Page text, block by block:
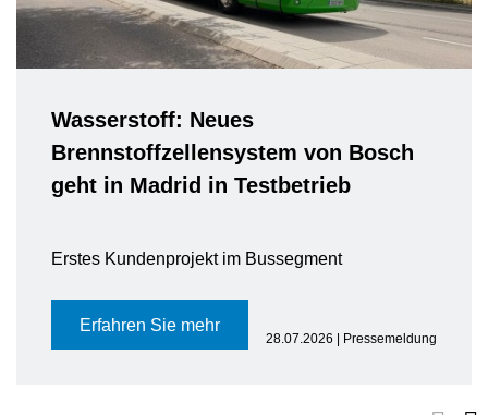
Wasserstoff: Neues
Brennstoffzellensystem von Bosch
geht in Madrid in Testbetrieb
Erstes Kundenprojekt im Bussegment
Erfahren Sie mehr
28.07.2026 | Pressemeldung